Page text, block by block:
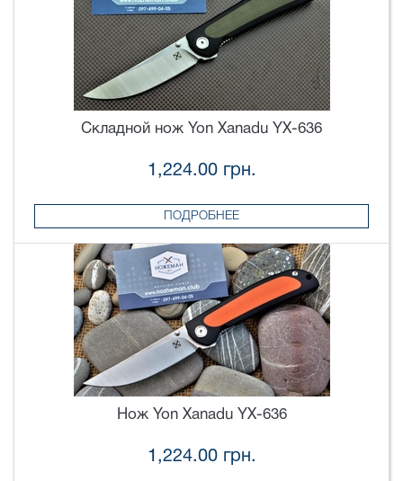
Складной нож Yon Xanadu YX-636
1,224.00 грн.
ПОДРОБНЕЕ
Нож Yon Xanadu YX-636
1,224.00 грн.